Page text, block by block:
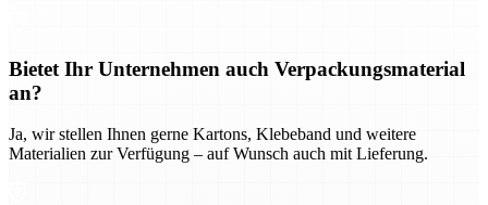
Bietet Ihr Unternehmen auch Verpackungsmaterial
an?
Ja, wir stellen Ihnen gerne Kartons, Klebeband und weitere
Materialien zur Verfügung – auf Wunsch auch mit Lieferung.